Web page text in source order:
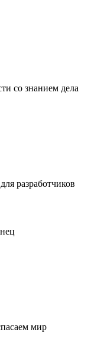
со знанием дела
разработчиков
мир